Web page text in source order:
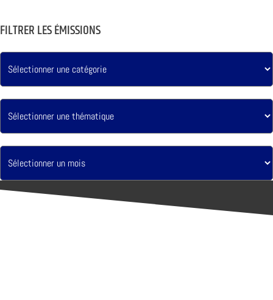
FILTRER LES ÉMISSIONS